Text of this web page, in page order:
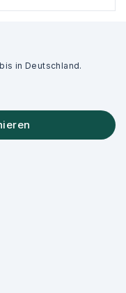
in Deutschland.